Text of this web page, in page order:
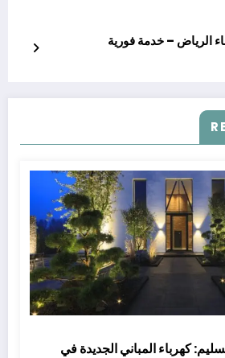
الرياض – خدمة فورية
كهرباء المباني الجديدة في